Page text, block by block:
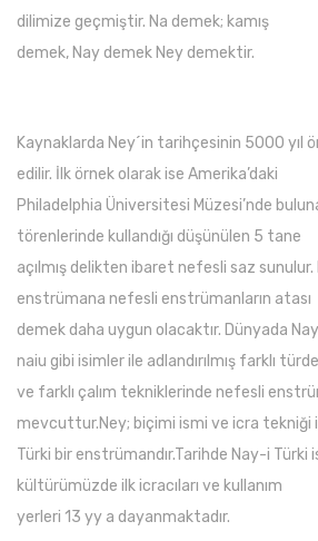
dilimize geçmiştir. Na demek; kamış
demek, Nay demek Ney demektir.
Kaynaklarda Ney´in tarihçesinin 5000 yıl
edilir. İlk örnek olarak ise Amerika’daki
Philadelphia Üniversitesi Müzesi’nde
törenlerinde kullandığı düşünülen 5 tane
açılmış delikten ibaret nefesli saz
enstrümana nefesli enstrümanların atası
demek daha uygun olacaktır. Dünyada
naiu gibi isimler ile adlandırılmış farklı türde
ve farklı çalım tekniklerinde nefesli
mevcuttur.Ney; biçimi ismi ve icra tekniği
Türki bir enstrümandır.Tarihde Nay-i Türki
kültürümüzde ilk icracıları ve kullanım
yerleri 13 yy a dayanmaktadır.